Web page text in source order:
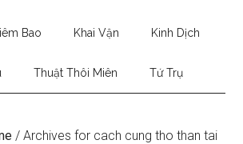
Bao Khai Vận Kinh Dịch
Thuật Thôi Miên Tứ Trụ
/ Archives for cach cung tho than tai